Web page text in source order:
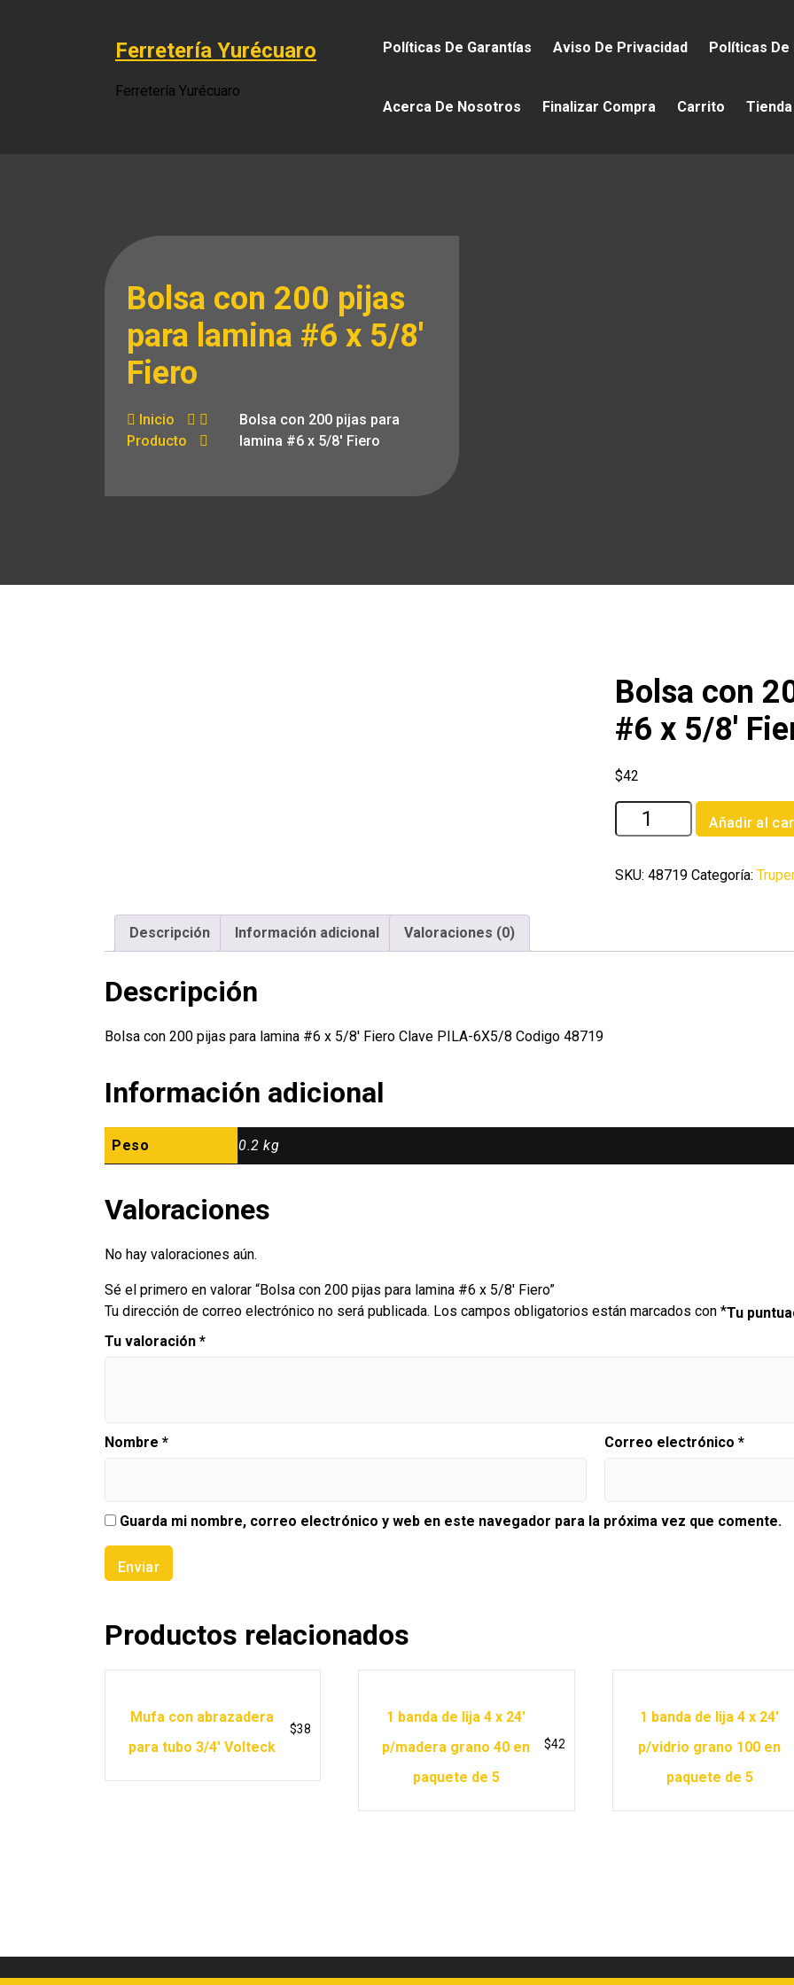
Ferretería Yurécuaro
Ferretería Yurécuaro
Políticas De Garantías Aviso De Privacidad Políticas De
Acerca De Nosotros Finalizar Compra Carrito
Bolsa con 200 pijas
para lamina #6 x 5/8′
Fiero
Inicio
Producto
Bolsa con 200 pijas para
lamina #6 x 5/8′ Fiero
Bolsa con
#6 x 5/8′
$42
Bolsa
con
pijas
Añadir al
SKU:48719 Categoría:
Descripción Información adicional Valoraciones (0)
Descripción
Bolsa con 200 pijas para lamina #6 x 5/8′ Fiero Clave PILA-6X5/8 Codigo 48719
Información adicional
Peso 0.2 kg
Valoraciones
No hay valoraciones aún.
Sé el primero en valorar “Bolsa con 200 pijas para lamina #6 x 5/8′ Fiero”
Tu dirección de correo electrónico no será publicada. Los campos obligatorios están marcados con *Tu
Tu valoración *
Nombre * Correo electrónico *
Guarda mi nombre, correo electrónico y web en este navegador para la próxima vez que comente.
Productos relacionados
Mufa con abrazadera
para tubo 3/4′ Volteck
$38
1 banda de lija 4 x 24′
p/madera grano 40 en
paquete de 5
$42
1 banda de lija 4 x 24′
p/vidrio grano 100 en
paquete de 5